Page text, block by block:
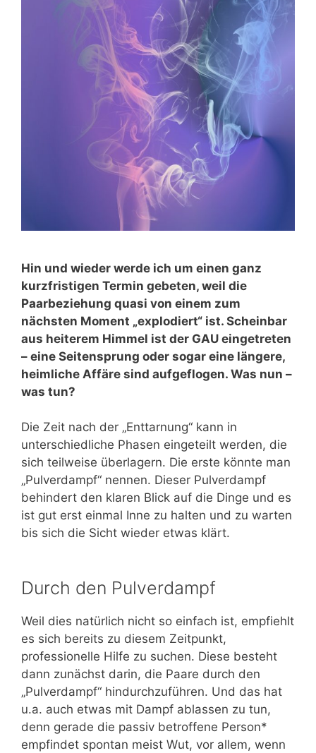
Hin und wieder werde ich um einen ganz
kurzfristigen Termin gebeten, weil die
Paarbeziehung quasi von einem zum
nächsten Moment „explodiert“ ist. Scheinbar
aus heiterem Himmel ist der GAU eingetreten
– eine Seitensprung oder sogar eine längere,
heimliche Affäre sind aufgeflogen. Was nun –
was tun?
Die Zeit nach der „Enttarnung“ kann in
unterschiedliche Phasen eingeteilt werden, die
sich teilweise überlagern. Die erste könnte man
„Pulverdampf“ nennen. Dieser Pulverdampf
behindert den klaren Blick auf die Dinge und es
ist gut erst einmal Inne zu halten und zu warten
bis sich die Sicht wieder etwas klärt.
Durch den Pulverdampf
Weil dies natürlich nicht so einfach ist, empfiehlt
es sich bereits zu diesem Zeitpunkt,
professionelle Hilfe zu suchen. Diese besteht
dann zunächst darin, die Paare durch den
„Pulverdampf“ hindurchzuführen. Und das hat
u.a. auch etwas mit Dampf ablassen zu tun,
denn gerade die passiv betroffene Person*
empfindet spontan meist Wut, vor allem, wenn